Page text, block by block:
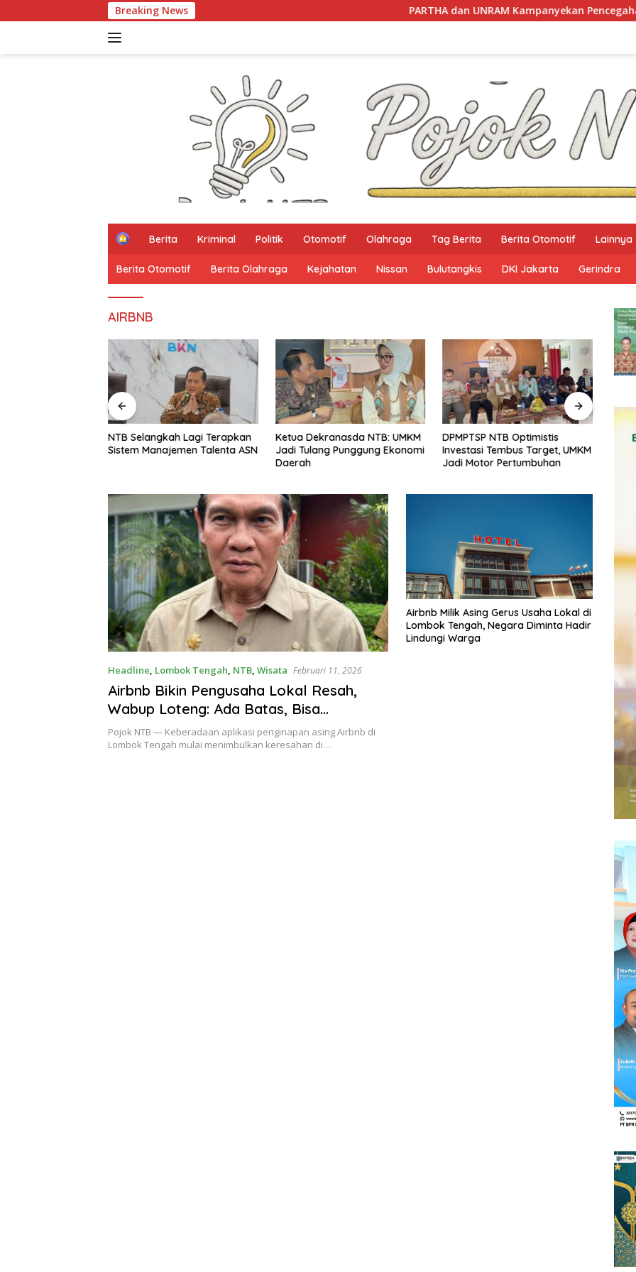
ke
Breaking News PARTHA dan UNRAM Kampanyekan Pencegahan
H
m
e
Berita Kriminal Politik Otomotif Olahraga Tag Berita Berita Otomotif Lainnya
Berita Otomotif Berita Olahraga Kejahatan Nissan Bulutangkis DKI Jakarta Gerindra
AIRBNB
NTB Selangkah Lagi Terapkan
Sistem Manajemen Talenta ASN
Ketua Dekranasda NTB: UMKM
Jadi Tulang Punggung Ekonomi
Daerah
DPMPTSP NTB Optimistis
Investasi Tembus Target, UMKM
Jadi Motor Pertumbuhan
Headline, Lombok Tengah, NTB, Wisata Februari 11, 2026
Airbnb Bikin Pengusaha Lokal Resah,
Wabup Loteng: Ada Batas, Bisa
Ditertibkan
Pojok NTB — Keberadaan aplikasi penginapan asing Airbnb di
Lombok Tengah mulai menimbulkan keresahan di…
Airbnb Milik Asing Gerus Usaha Lokal di
Lombok Tengah, Negara Diminta Hadir
Lindungi Warga